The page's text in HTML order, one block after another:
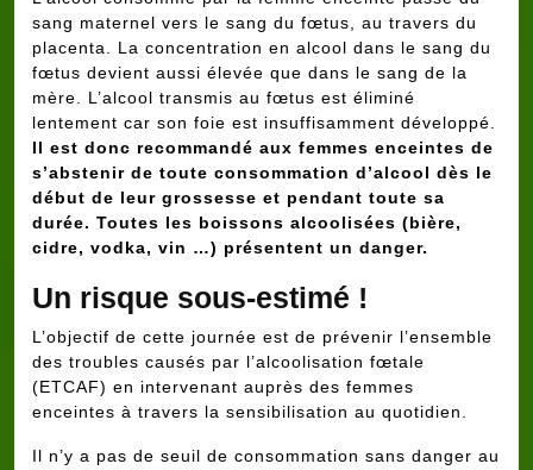
sang maternel vers le sang du fœtus, au travers du
placenta. La concentration en alcool dans le sang du
fœtus devient aussi élevée que dans le sang de la
mère. L’alcool transmis au fœtus est éliminé
lentement car son foie est insuffisamment développé.
Il est donc recommandé aux femmes enceintes de
s’abstenir de toute consommation d’alcool dès le
début de leur grossesse et pendant toute sa
durée. Toutes les boissons alcoolisées (bière,
cidre, vodka, vin …) présentent un danger.
Un risque sous-estimé !
L’objectif de cette journée est de prévenir l’ensemble
des troubles causés par l’alcoolisation fœtale
(ETCAF) en intervenant auprès des femmes
enceintes à travers la sensibilisation au quotidien.
Il n’y a pas de seuil de consommation sans danger au